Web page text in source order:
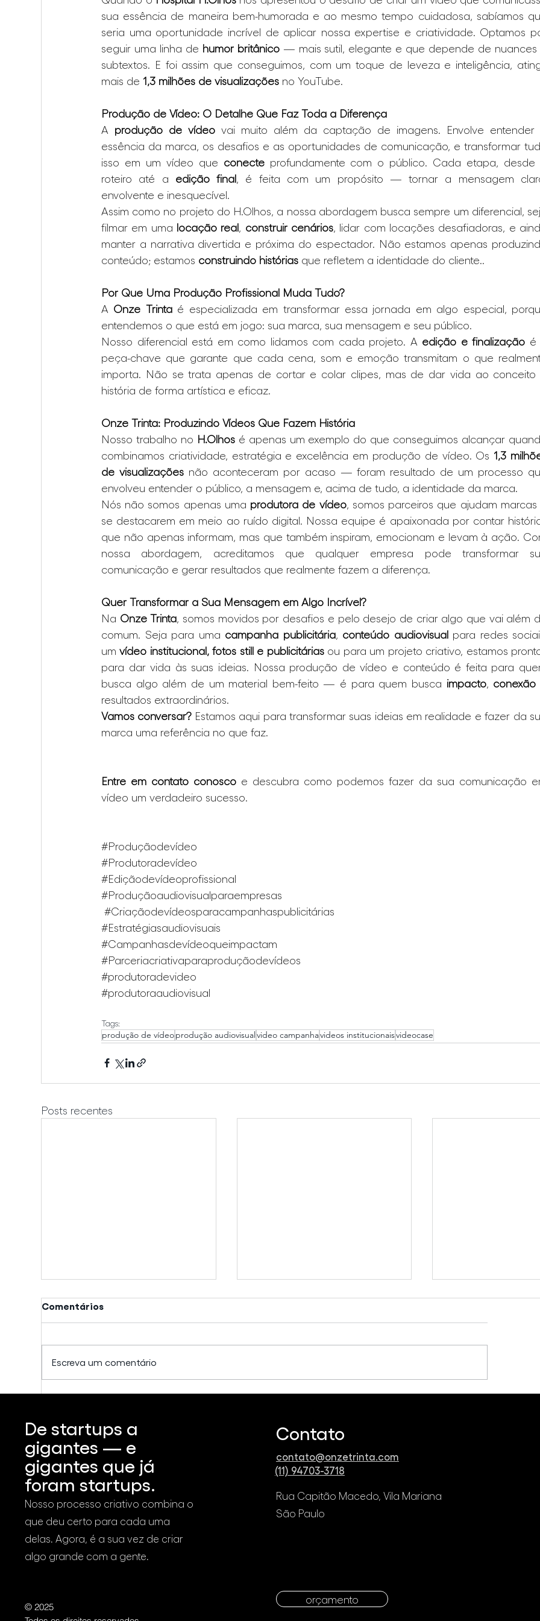
sua essência de maneira bem-humorada e ao mesmo tempo cuidadosa, sabíamos
seria uma oportunidade incrível de aplicar nossa expertise e criatividade. Optamos
seguir uma linha de humor britânico — mais sutil, elegante e que depende de nuances
subtextos. E foi assim que conseguimos, com um toque de leveza e inteligência,
mais de 1,3 milhões de visualizações no YouTube.
Produção de Vídeo: O Detalhe Que Faz Toda a Diferença
A produção de vídeo vai muito além da captação de imagens. Envolve entender
essência da marca, os desafios e as oportunidades de comunicação, e transformar
isso em um vídeo que conecte profundamente com o público. Cada etapa, desde
roteiro até a edição final , é feita com um propósito — tornar a mensagem
envolvente e inesquecível.
Assim como no projeto do H.Olhos, a nossa abordagem busca sempre um diferencial,
filmar em uma locação real construir cenários , lidar com locações desafiadoras, e
manter a narrativa divertida e próxima do espectador. Não estamos apenas
conteúdo; estamos construindo histórias que refletem a identidade do cliente..
Por Que Uma Produção Profissional Muda Tudo?
A Onze Trinta é especializada em transformar essa jornada em algo especial,
entendemos o que está em jogo: sua marca, sua mensagem e seu público.
Nosso diferencial está em como lidamos com cada projeto. A edição e finalização é
peça-chave que garante que cada cena, som e emoção transmitam o que
importa. Não se trata apenas de cortar e colar clipes, mas de dar vida ao conceito
história de forma artística e eficaz.
Onze Trinta: Produzindo Vídeos Que Fazem História
Nosso trabalho no H.Olhos é apenas um exemplo do que conseguimos alcançar
combinamos criatividade, estratégia e excelência em produção de vídeo. Os 1,3
de visualizações não aconteceram por acaso — foram resultado de um processo
envolveu entender o público, a mensagem e, acima de tudo, a identidade da marca.
Nós não somos apenas uma produtora de vídeo, somos parceiros que ajudam marcas
se destacarem em meio ao ruído digital. Nossa equipe é apaixonada por contar
que não apenas informam, mas que também inspiram, emocionam e levam à ação.
nossa abordagem, acreditamos que qualquer empresa pode transformar
comunicação e gerar resultados que realmente fazem a diferença.
Quer Transformar a Sua Mensagem em Algo Incrível?
Na Onze Trinta , somos movidos por desafios e pelo desejo de criar algo que vai além
comum. Seja para uma campanha publicitária, conteúdo audiovisual para redes
um vídeo institucional, fotos still e publicitárias ou para um projeto criativo, estamos
para dar vida às suas ideias. Nossa produção de vídeo e conteúdo é feita para
busca algo além de um material bem-feito — é para quem busca impacto, conexão
resultados extraordinários.
Vamos conversar? Estamos aqui para transformar suas ideias em realidade e fazer da
marca uma referência no que faz.
Entre em contato conosco e descubra como podemos fazer da sua comunicação
vídeo um verdadeiro sucesso.
#Produçãodevídeo
#Produtoradevídeo
#Ediçãodevídeoprofissional
#Produçãoaudiovisualparaempresas
#Criaçãodevídeosparacampanhaspublicitárias
#Estratégiasaudiovisuais
#Campanhasdevídeoqueimpactam
#Parceriacriativaparaproduçãodevídeos
#produtoradevideo
#produtoraaudiovisual
Tags:
produção de vídeoprodução audiovisualvideo campanhavideos institucionaisvideocase
Posts recentes
Não é só campanha, é
Como criar roteiros incríveis
Como a IA está
desafiando) o
produção de
Comentários
Escreva um comentário
De startups a
gigantes — e
gigantes que já
foram startups.
Nosso processo criativo combina o
que deu certo para cada uma
delas. Agora, é a sua vez de criar
algo grande com a gente.
© 2025
Contato
contato@onzetrinta.com
(11) 94703-3718
Rua Capitão Macedo, Vila Mariana
São Paulo
orçamento